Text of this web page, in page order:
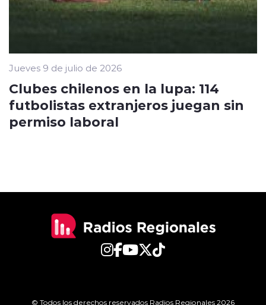
Jueves 9 de julio de 2026
Clubes chilenos en la lupa: 114
futbolistas extranjeros juegan sin
permiso laboral
© Todos los derechos reservados Radios Regionales 2026